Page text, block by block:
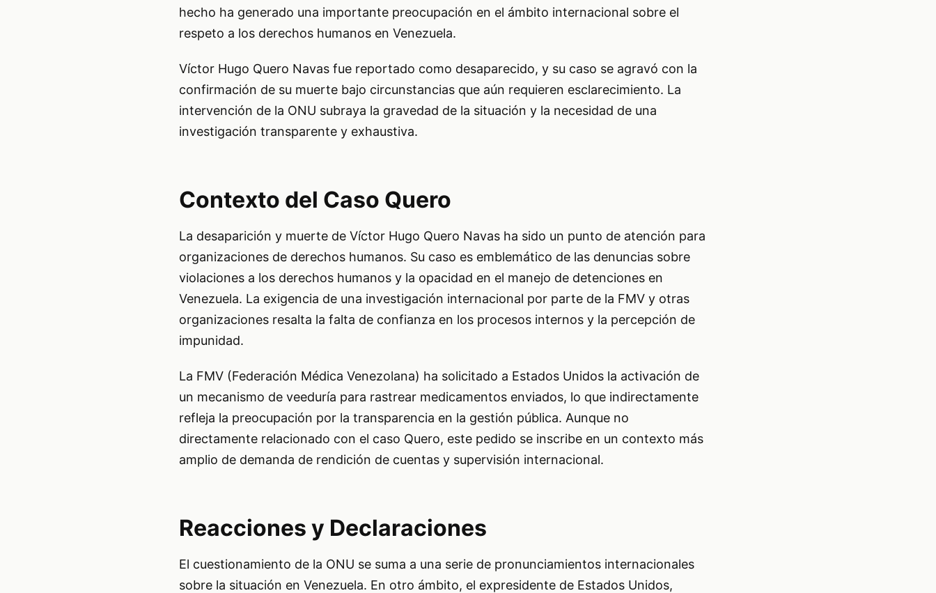
hecho ha generado una importante preocupación en el ámbito internacional sobre el
respeto a los derechos humanos en Venezuela.
Víctor Hugo Quero Navas fue reportado como desaparecido, y su caso se agravó con la
confirmación de su muerte bajo circunstancias que aún requieren esclarecimiento. La
intervención de la ONU subraya la gravedad de la situación y la necesidad de una
investigación transparente y exhaustiva.
Contexto del Caso Quero
La desaparición y muerte de Víctor Hugo Quero Navas ha sido un punto de atención para
organizaciones de derechos humanos. Su caso es emblemático de las denuncias sobre
violaciones a los derechos humanos y la opacidad en el manejo de detenciones en
Venezuela. La exigencia de una investigación internacional por parte de la FMV y otras
organizaciones resalta la falta de confianza en los procesos internos y la percepción de
impunidad.
La FMV (Federación Médica Venezolana) ha solicitado a Estados Unidos la activación de
un mecanismo de veeduría para rastrear medicamentos enviados, lo que indirectamente
refleja la preocupación por la transparencia en la gestión pública. Aunque no
directamente relacionado con el caso Quero, este pedido se inscribe en un contexto más
amplio de demanda de rendición de cuentas y supervisión internacional.
Reacciones y Declaraciones
El cuestionamiento de la ONU se suma a una serie de pronunciamientos internacionales
sobre la situación en Venezuela. En otro ámbito, el expresidente de Estados Unidos,